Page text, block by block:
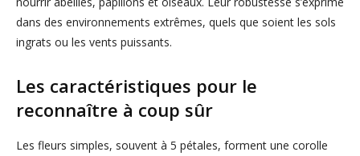
dans des environnements extrêmes, quels que soient les sols
ingrats ou les vents puissants.
Les caractéristiques pour le
reconnaître à coup sûr
Les fleurs simples, souvent à 5 pétales, forment une corolle